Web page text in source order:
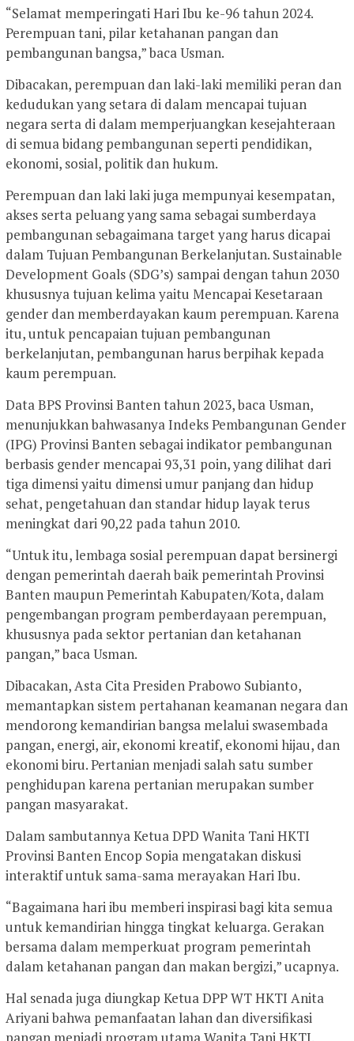
“Selamat memperingati Hari Ibu ke-96 tahun 2024.
Perempuan tani, pilar ketahanan pangan dan
pembangunan bangsa,” baca Usman.
Dibacakan, perempuan dan laki-laki memiliki peran dan
kedudukan yang setara di dalam mencapai tujuan
negara serta di dalam memperjuangkan kesejahteraan
di semua bidang pembangunan seperti pendidikan,
ekonomi, sosial, politik dan hukum.
Perempuan dan laki laki juga mempunyai kesempatan,
akses serta peluang yang sama sebagai sumberdaya
pembangunan sebagaimana target yang harus dicapai
dalam Tujuan Pembangunan Berkelanjutan. Sustainable
Development Goals (SDG’s) sampai dengan tahun 2030
khususnya tujuan kelima yaitu Mencapai Kesetaraan
gender dan memberdayakan kaum perempuan. Karena
itu, untuk pencapaian tujuan pembangunan
berkelanjutan, pembangunan harus berpihak kepada
kaum perempuan.
Data BPS Provinsi Banten tahun 2023, baca Usman,
menunjukkan bahwasanya Indeks Pembangunan Gender
(IPG) Provinsi Banten sebagai indikator pembangunan
berbasis gender mencapai 93,31 poin, yang dilihat dari
tiga dimensi yaitu dimensi umur panjang dan hidup
sehat, pengetahuan dan standar hidup layak terus
meningkat dari 90,22 pada tahun 2010.
“Untuk itu, lembaga sosial perempuan dapat bersinergi
dengan pemerintah daerah baik pemerintah Provinsi
Banten maupun Pemerintah Kabupaten/Kota, dalam
pengembangan program pemberdayaan perempuan,
khususnya pada sektor pertanian dan ketahanan
pangan,” baca Usman.
Dibacakan, Asta Cita Presiden Prabowo Subianto,
memantapkan sistem pertahanan keamanan negara dan
mendorong kemandirian bangsa melalui swasembada
pangan, energi, air, ekonomi kreatif, ekonomi hijau, dan
ekonomi biru. Pertanian menjadi salah satu sumber
penghidupan karena pertanian merupakan sumber
pangan masyarakat.
Dalam sambutannya Ketua DPD Wanita Tani HKTI
Provinsi Banten Encop Sopia mengatakan diskusi
interaktif untuk sama-sama merayakan Hari Ibu.
“Bagaimana hari ibu memberi inspirasi bagi kita semua
untuk kemandirian hingga tingkat keluarga. Gerakan
bersama dalam memperkuat program pemerintah
dalam ketahanan pangan dan makan bergizi,” ucapnya.
Hal senada juga diungkap Ketua DPP WT HKTI Anita
Ariyani bahwa pemanfaatan lahan dan diversifikasi
pangan menjadi program utama Wanita Tani HKTI.